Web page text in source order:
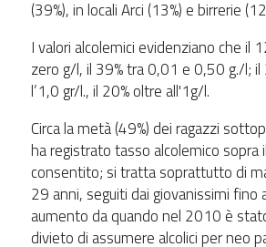
(39%), in locali Arci (13%) e birrerie
I valori alcolemici evidenziano che il
zero g/l, il 39% tra 0,01 e 0,50 g./l; il
l’1,0 gr/l., il 20% oltre all'1g/l.
Circa la metà (49%) dei ragazzi
ha registrato tasso alcolemico sopra
consentito; si tratta soprattutto di
29 anni, seguiti dai giovanissimi
aumento da quando nel 2010 è
divieto di assumere alcolici per neo